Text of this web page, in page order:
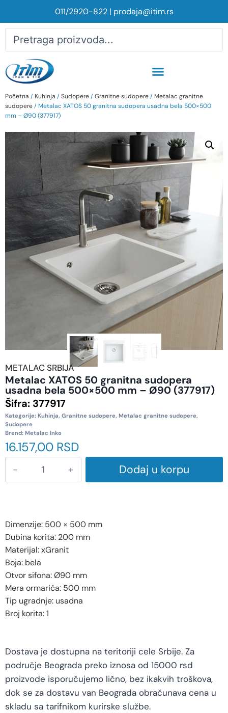
011/2920-822| prodaja@itim.rs
Početna / Kuhinja /Sudopere/Granitne sudopere/ Metalac granitne
sudopere/ Metalac XATOS 50 granitna sudopera usadna bela 500×500
mm – Ø90 (377917)
METALAC SRBIJA
Metalac XATOS 50 granitna sudopera
usadna bela 500×500 mm – Ø90 (377917)
Šifra: 377917
Kategorije: Kuhinja, Granitne sudopere, Metalac granitne sudopere,
Sudopere
Brend: Metalac Inko
16.157,00 RSD
Dodaj u korpu
Dimenzije: 500 × 500 mm
Dubina korita: 200 mm
Materijal: xGranit
Boja: bela
Otvor sifona: Ø90 mm
Mera ormarića: 500 mm
Tip ugradnje: usadna
Broj korita: 1
Dostava je dostupna na teritoriji cele Srbije. Za
područje Beograda preko iznosa od 15000 rsd
proizvode isporučujemo lično, bez ikakvih troškova,
dok se za dostavu van Beograda obračunava cena u
skladu sa tarifnikom kurirske službe.